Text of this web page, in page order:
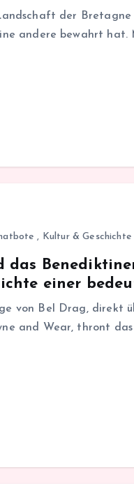
der
andere bewahrt
, Kultur & Geschichte
das
einer
von Bel Drag, direkt
and Wear, thront